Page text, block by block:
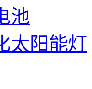
池
太阳能灯